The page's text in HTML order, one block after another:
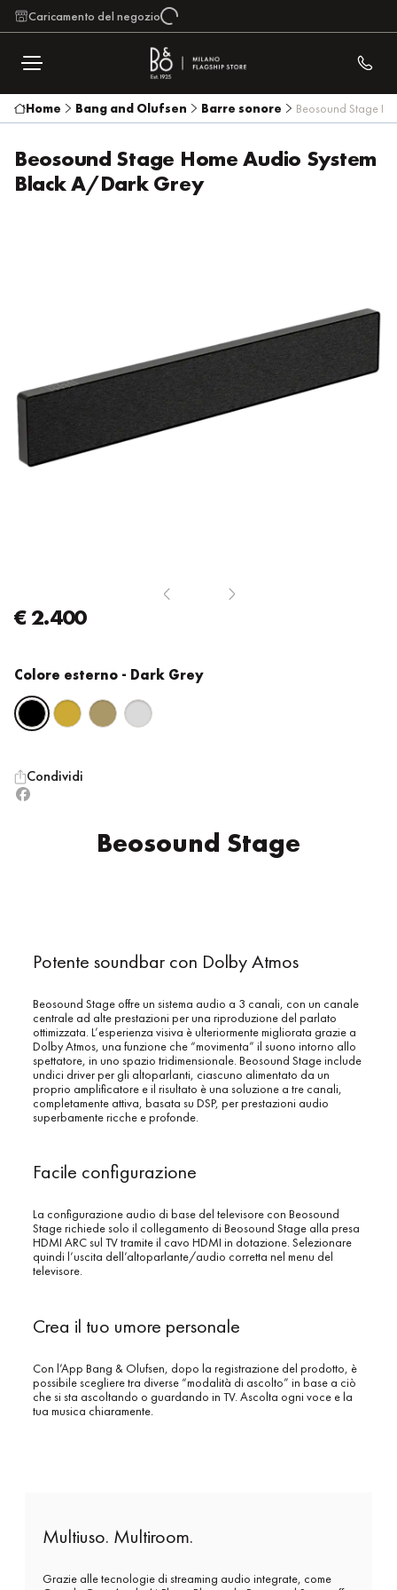
Caricamento del negozio
Home Bang and Olufsen Barre sonore Beosound Stage
Beosound Stage Home Audio System
Black A/Dark Grey
€ 2.400
Colore esterno - Dark Grey
Condividi
Beosound Stage
Potente soundbar con Dolby Atmos
Beosound Stage offre un sistema audio a 3 canali, con un canale
centrale ad alte prestazioni per una riproduzione del parlato
ottimizzata. L’esperienza visiva è ulteriormente migliorata grazie a
Dolby Atmos, una funzione che “movimenta” il suono intorno allo
spettatore, in uno spazio tridimensionale. Beosound Stage include
undici driver per gli altoparlanti, ciascuno alimentato da un
proprio amplificatore e il risultato è una soluzione a tre canali,
completamente attiva, basata su DSP, per prestazioni audio
superbamente ricche e profonde.
Facile configurazione
La configurazione audio di base del televisore con Beosound
Stage richiede solo il collegamento di Beosound Stage alla presa
HDMI ARC sul TV tramite il cavo HDMI in dotazione. Selezionare
quindi l’uscita dell’altoparlante/audio corretta nel menu del
televisore.
Crea il tuo umore personale
Con l’App Bang & Olufsen, dopo la registrazione del prodotto, è
possibile scegliere tra diverse “modalità di ascolto” in base a ciò
che si sta ascoltando o guardando in TV. Ascolta ogni voce e la
tua musica chiaramente.
Multiuso. Multiroom.
Grazie alle tecnologie di streaming audio integrate, come